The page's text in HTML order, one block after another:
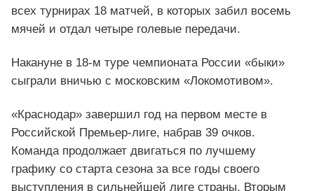
всех турнирах 18 матчей, в которых забил восемь
мячей и отдал четыре голевые передачи.
Накануне в 18-м туре чемпионата России «быки»
сыграли вничью с московским «Локомотивом».
«Краснодар» завершил год на первом месте в
Российской Премьер-лиге, набрав 39 очков.
Команда продолжает двигаться по лучшему
графику со старта сезона за все годы своего
выступления в сильнейшей лиге страны. Вторым